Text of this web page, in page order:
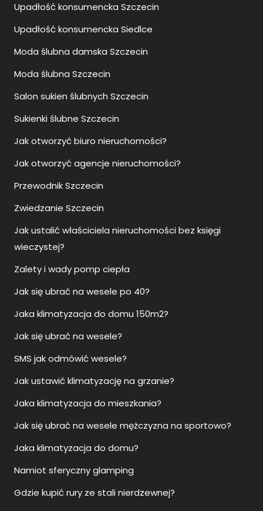
Upadłość konsumencka Szczecin
Upadłość konsumencka Siedlce
Moda ślubna damska Szczecin
Moda ślubna Szczecin
Salon sukien ślubnych Szczecin
Sukienki ślubne Szczecin
Jak otworzyć biuro nieruchomości?
Jak otworzyć agencje nieruchomości?
Przewodnik Szczecin
Zwiedzanie Szczecin
Jak ustalić właściciela nieruchomości bez księgi
wieczystej?
Zalety i wady pomp ciepła
Jak się ubrać na wesele po 40?
Jaka klimatyzacja do domu 150m2?
Jak się ubrać na wesele?
SMS jak odmówić wesele?
Jak ustawić klimatyzację na grzanie?
Jaka klimatyzacja do mieszkania?
Jak się ubrać na wesele mężczyzna na sportowo?
Jaka klimatyzacja do domu?
Namiot sferyczny glamping
Gdzie kupić rury ze stali nierdzewnej?